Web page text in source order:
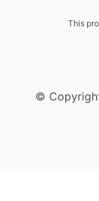
This
©